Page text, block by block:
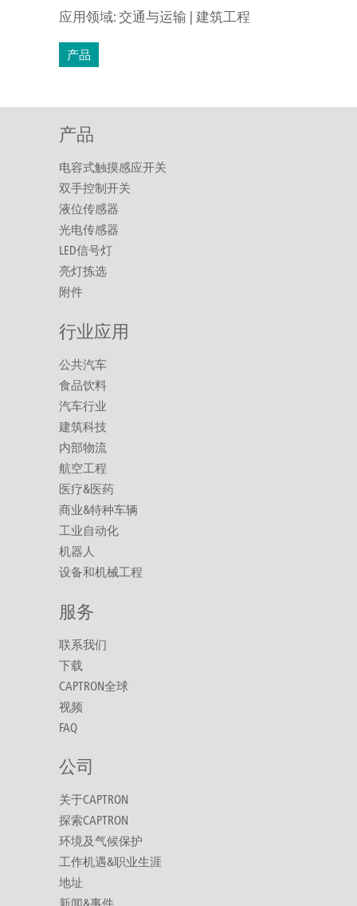
应用领域: 交通与运输 | 建筑工程
产品
产品
电容式触摸感应开关
双手控制开关
液位传感器
光电传感器
LED信号灯
亮灯拣选
附件
行业应用
公共汽车
食品饮料
汽车行业
建筑科技
内部物流
航空工程
医疗&医药
商业&特种车辆
工业自动化
机器人
设备和机械工程
服务
联系我们
下载
CAPTRON全球
视频
FAQ
公司
关于CAPTRON
探索CAPTRON
环境及气候保护
工作机遇&职业生涯
地址
新闻&事件